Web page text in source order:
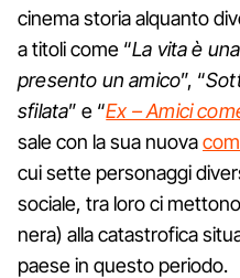
cinema storia alquanto
a titoli come “La vita è
presento un amico”, “
sfilata” e “Ex – Amici
sale con la sua nuova
cui sette personaggi
sociale, tra loro ci
nera) alla catastrofica
paese in questo periodo.